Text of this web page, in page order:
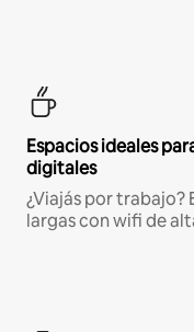
Espacios ideales
digitales
¿Viajás por trabajo?
largas con wifi de